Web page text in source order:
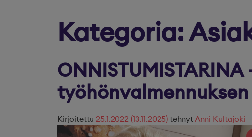
Kategoria:
Kirjoitettu 25.1.2022 (13.11.2025) tehnytAnni Kultajoki